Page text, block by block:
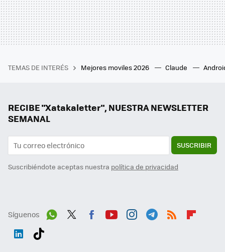
TEMAS DE INTERÉS Mejores moviles 2026 Claude
RECIBE "Xatakaletter", NUESTRA NEWSLETTER
SEMANAL
SUSCRIBIR
Suscribiéndote aceptas nuestra política de privacidad
Síguenos